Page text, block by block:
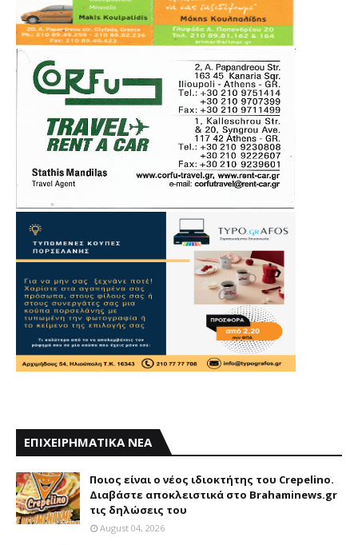
ΕΠΙΧΕΙΡΗΜΑΤΙΚΑ ΝΕΑ
Ποιος είναι ο νέος ιδιοκτήτης του Crepelino.
Διαβάστε αποκλειστικά στο Brahaminews.gr
τις δηλώσεις του
August 04, 2026